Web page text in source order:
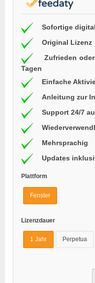
Sofortige
Original Lizenz
Zufrieden
Tagen
Einfache
Anleitung zur
Support 24/7
Mehrsprachig
Updates
Plattform
Fenster
Lizenzdauer
1 Jahr Perpetua